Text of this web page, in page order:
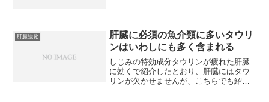
でさえ食欲が衰えがちです...
肝臓強化
肝臓に必須の魚介類に多いタウリ
ンはいわしにも多く含まれる
しじみの特効成分タウリンが疲れた肝臓
に効くで紹介したとおり、肝臓にはタウ
リンが欠かせませんが、こちらでも紹介